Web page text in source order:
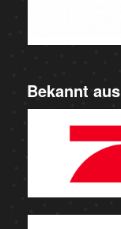
Bekannt aus